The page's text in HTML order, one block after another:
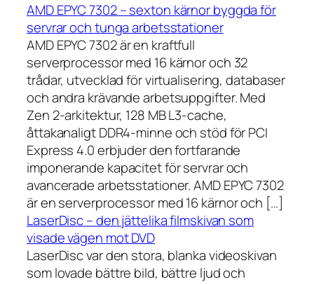
AMD EPYC 7302 – sexton kärnor byggda för
servrar och tunga arbetsstationer
AMD EPYC 7302 är en kraftfull
serverprocessor med 16 kärnor och 32
trådar, utvecklad för virtualisering, databaser
och andra krävande arbetsuppgifter. Med
Zen 2-arkitektur, 128 MB L3-cache,
åttakanaligt DDR4-minne och stöd för PCI
Express 4.0 erbjuder den fortfarande
imponerande kapacitet för servrar och
avancerade arbetsstationer. AMD EPYC 7302
är en serverprocessor med 16 kärnor och […]
LaserDisc – den jättelika filmskivan som
visade vägen mot DVD
LaserDisc var den stora, blanka videoskivan
som lovade bättre bild, bättre ljud och